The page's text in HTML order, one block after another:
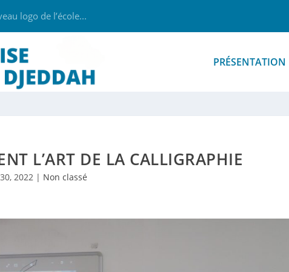
logo de l’école...
PRÉSENTATION
L’ART DE LA CALLIGRAPHIE
2022 | Non classé